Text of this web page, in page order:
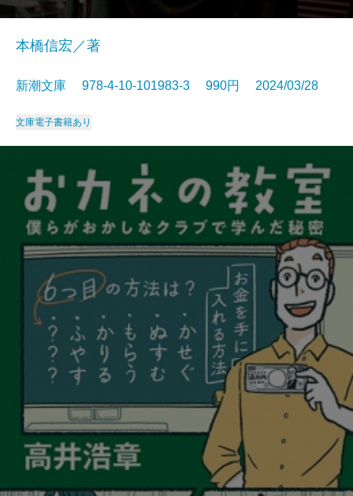
本橋信宏／著
新潮文庫 978-4-10-101983-3 990円 2024/03/28
文庫電子書籍あり